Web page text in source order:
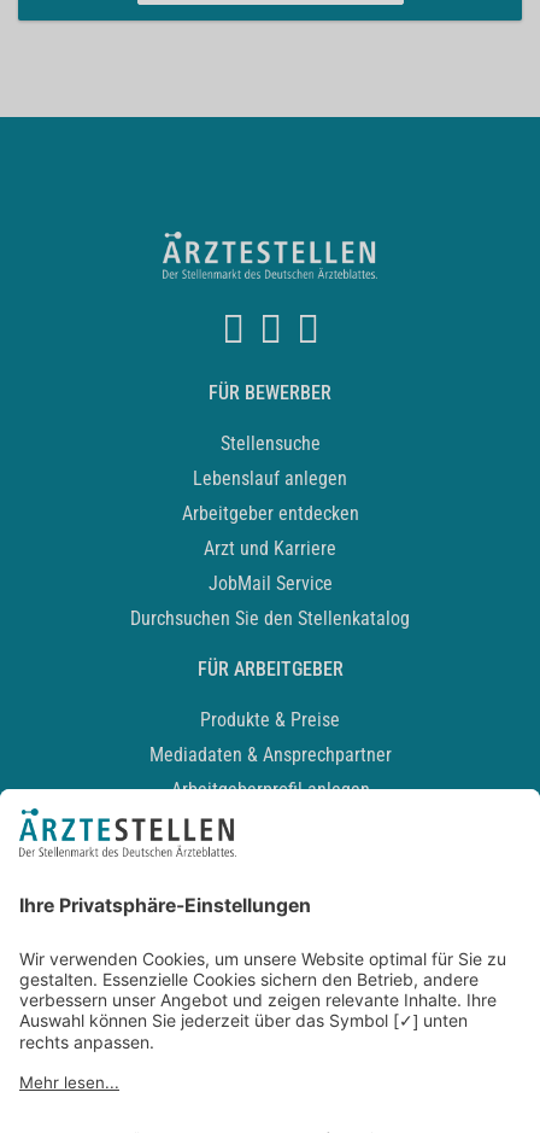
FÜR BEWERBER
Stellensuche
Lebenslauf anlegen
Arbeitgeber entdecken
Arzt und Karriere
JobMail Service
Durchsuchen Sie den Stellenkatalog
FÜR ARBEITGEBER
Produkte & Preise
Mediadaten & Ansprechpartner
Arbeitgeberprofil anlegen
Recruiting-Podcast
Kontakt
Datenschutz
Newsletter